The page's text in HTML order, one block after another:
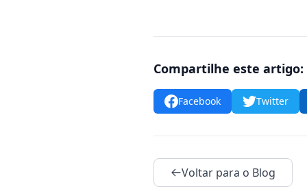
Compartilhe este artigo:
Facebook Twitter
Voltar para o Blog